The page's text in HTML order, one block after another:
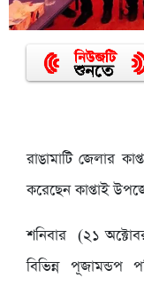
রাঙামাটি জেলার
করেছেন কাপ্তাই
শনিবার (২১
বিভিন্ন পূজামন্ডপ